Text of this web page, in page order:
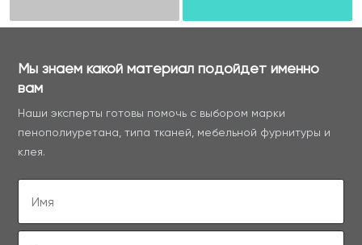
Мы знаем какой материал подойдет именно
вам
Наши эксперты готовы помочь с выбором марки
пенополиуретана, типа тканей, мебельной фурнитуры и
клея.